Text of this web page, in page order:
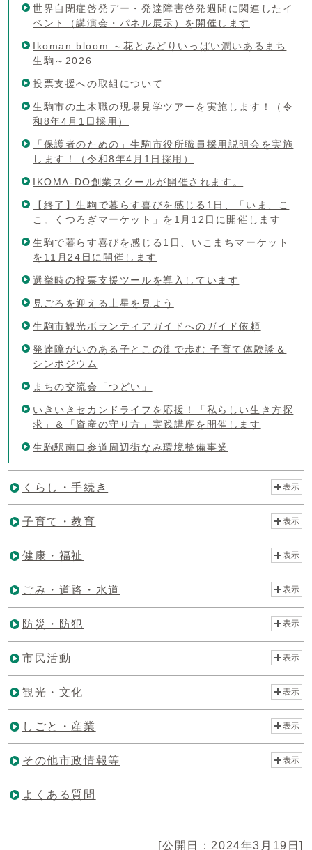
世界自閉症啓発デー・発達障害啓発週間に関連したイ
ベント（講演会・パネル展示）を開催します
Ikoman bloom ～花とみどりいっぱい潤いあるまち
生駒～2026
投票支援への取組について
生駒市の土木職の現場見学ツアーを実施します！（令
和8年4月1日採用）
「保護者のための」生駒市役所職員採用説明会を実施
します！（令和8年4月1日採用）
IKOMA-DO創業スクールが開催されます。
【終了】生駒で暮らす喜びを感じる1日、「いま、こ
こ。くつろぎマーケット」を1月12日に開催します
生駒で暮らす喜びを感じる1日、いこまちマーケット
を11月24日に開催します
選挙時の投票支援ツールを導入しています
見ごろを迎える土星を見よう
生駒市観光ボランティアガイドへのガイド依頼
発達障がいのある子とこの街で歩む 子育て体験談＆
シンポジウム
まちの交流会「つどい」
いきいきセカンドライフを応援！「私らしい生き方探
求」＆「資産の守り方」実践講座を開催します
生駒駅南口参道周辺街なみ環境整備事業
くらし・手続き 表示
子育て・教育 表示
健康・福祉 表示
ごみ・道路・水道 表示
防災・防犯 表示
市民活動 表示
観光・文化 表示
しごと・産業 表示
その他市政情報等 表示
よくある質問
[公開日：2024年3月19日]